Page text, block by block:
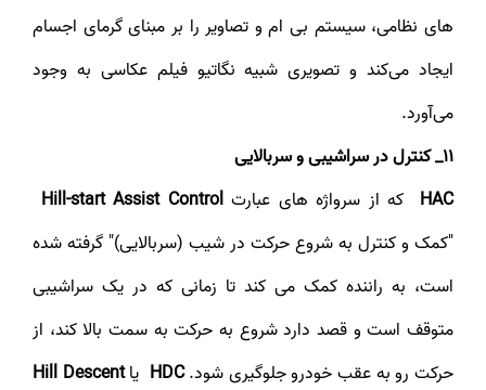
های نظامی، سیستم بی ام و تصاویر را بر مبنای گرمای اجسام
ایجاد می‌کند و تصویری شبیه نگاتیو فیلم عکاسی به وجود
می‌آورد.
11_ کنترل در سراشیبی و سربالایی
HAC که از سرواژه های عبارتHill-start Assist Control
"کمک و کنترل به شروع حرکت در شیب (سربالایی)" گرفته شده
است، به راننده کمک می کند تا زمانی که در یک سراشیبی
متوقف است و قصد دارد شروع به حرکت به سمت بالا کند، از
حرکت رو به عقب خودرو جلوگیری شود.HDC یاHill Descent